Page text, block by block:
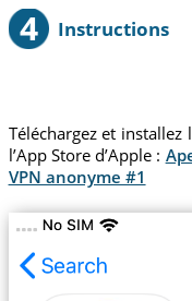
4 Instructions
Téléchargez et
l’App Store d’Apple :
VPN anonyme #1